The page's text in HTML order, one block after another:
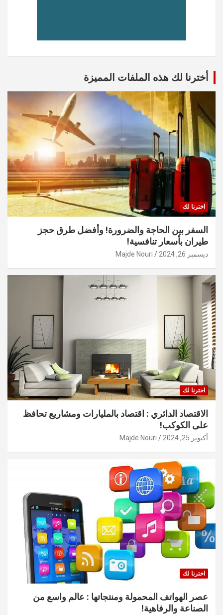
أخترنا لك هذه الملفات المميزة
اخترنا لك
السفر بين الحاجة والضرورة! وأفضل طرق حجز
طيران بأسعار تنافسية!
ديسمبر 26, 2024 Majde Nouri
اخترنا لك
الاقتصاد الدائري : اقتصاد بالمليارات ومشاريع تحافظ
على الكوكب!
أكتوبر 25, 2024 Majde Nouri
اخترنا لك
عصر الهواتف المحمولة ومنتجاتها : عالم واسع من
الصناعة والرفاهية!